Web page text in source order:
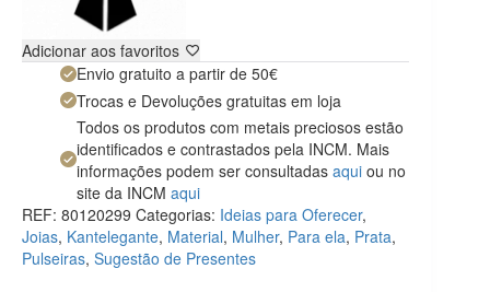
Adicionar aos favoritos
Envio gratuito a partir de 50€
Trocas e Devoluções gratuitas em loja
Todos os produtos com metais preciosos estão
identificados e contrastados pela INCM. Mais
informações podem ser consultadas aqui ou no
site da INCM aqui
REF: 80120299 Categorias: Ideias para Oferecer,
Joias, Kantelegante, Material, Mulher, Para ela, Prata,
Pulseiras, Sugestão de Presentes